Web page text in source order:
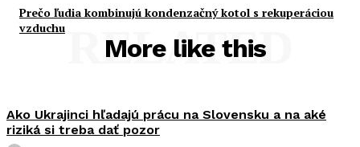
Prečo ľudia kombinujú kondenzačný kotol s rekuperáciou
vzduchu
More like this
RELATED
Ako Ukrajinci hľadajú prácu na Slovensku a na aké
riziká si treba dať pozor